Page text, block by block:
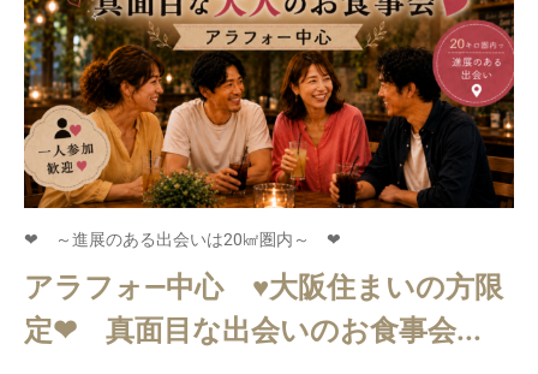
❤ ～進展のある出会いは20㎢圏内～ ❤
アラフォ―中心 ♥大阪住まいの方限
定❤ 真面目な出会いのお食事会...